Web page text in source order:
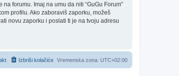
forumu. Imaj na umu da niti “GuGu Forum”
profilu. Ako zaboraviš zaporku, možeš
novu zaporku i poslati ti je na tvoju adresu
Vremenska zona: UTC+02:00
Izbriši kolačiće